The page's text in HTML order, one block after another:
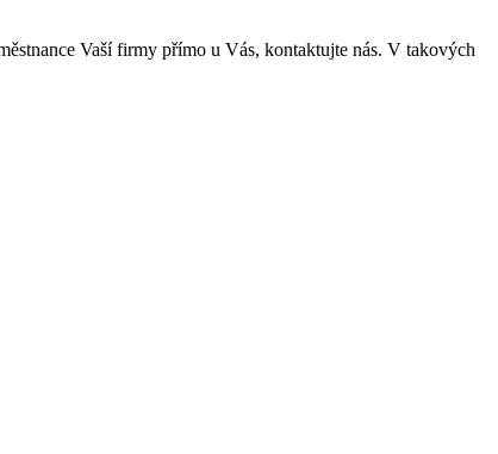
Vaší firmy přímo u Vás, kontaktujte nás. V takových